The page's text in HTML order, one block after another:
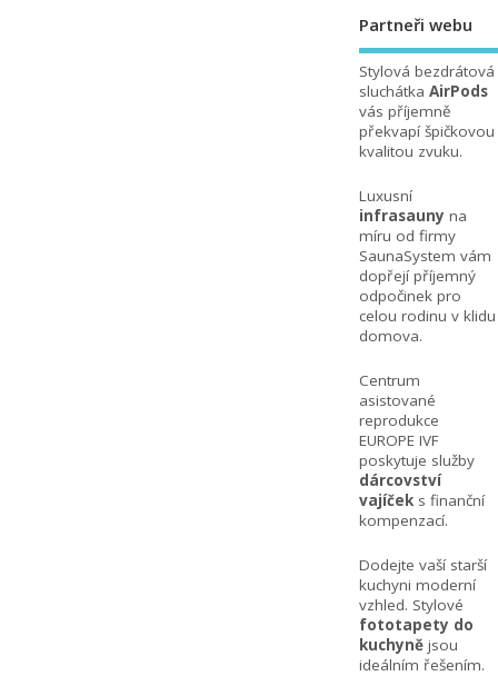
Partneři webu
Stylová bezdrátová
sluchátka AirPods
vás příjemně
překvapí špičkovou
kvalitou zvuku.
Luxusní
infrasauny na
míru od firmy
SaunaSystem vám
dopřejí příjemný
odpočinek pro
celou rodinu v klidu
domova.
Centrum
asistované
reprodukce
EUROPE IVF
poskytuje služby
dárcovství
vajíčeks finanční
kompenzací.
Dodejte vaší starší
kuchyni moderní
vzhled. Stylové
fototapety do
kuchynějsou
ideálním řešením.